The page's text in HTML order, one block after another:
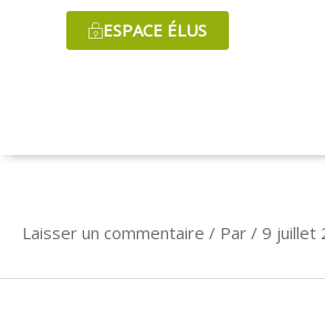
ESPACE ÉLUS
Laisser un commentaire / Par / 9 juillet